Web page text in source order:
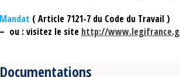
( Article 7121-7 du Code du Travail )
ou : visitez le site http://